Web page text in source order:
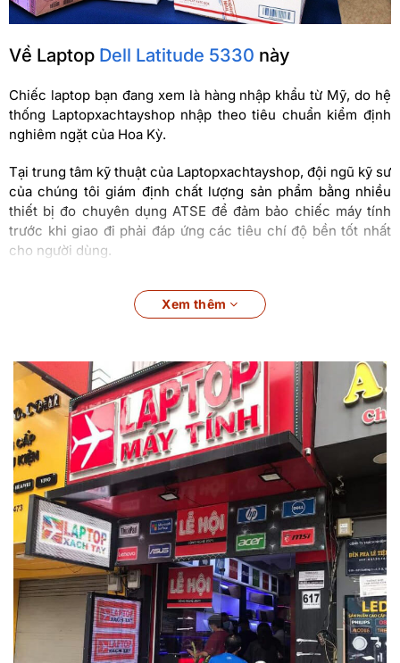
Về Laptop Dell Latitude 5330 này
Chiếc laptop bạn đang xem là hàng nhập khẩu từ Mỹ, do hệ
thống Laptopxachtayshop nhập theo tiêu chuẩn kiểm định
nghiêm ngặt của Hoa Kỳ.
Tại trung tâm kỹ thuật của Laptopxachtayshop, đội ngũ kỹ sư
của chúng tôi giám định chất lượng sản phẩm bằng nhiều
thiết bị đo chuyên dụng ATSE để đảm bảo chiếc máy tính
trước khi giao đi phải đáp ứng các tiêu chí độ bền tốt nhất
cho người dùng.
Dell Latitude 5330
Laptopxachtayshop
ExpressConnect
Sử dụng 2 mạng cùng lúc với kết nối đa mạng đồng thời đầu
tiên trên thế giới để tải xuống dữ liệu và video nhanh hơn.
Truyền dữ liệu nhiều hơn tới 20% từ mạng được tối ưu hóa,
xử lý dữ liệu ứng dụng nhanh hơn 30% và chất lượng video
tốt hơn 8 lần từ băng thông internet được tối ưu hóa.
Kết nối 4G & Wi-Fi 6E
Wi-Fi 6E cho phép thêm 7 kênh với băng thông gấp bốn lần,
cung cấp Wi-Fi nhanh hơn, mượt mà hơn, đặc biệt là ở
những khu vực mật độ cao trong khi các tùy chọn 4G LTE
giúp bạn kết nối mọi lúc mọi nơi.
Sạc nhanh hơn
Thời lượng pin dài với ExpressCharge cung cấp khả năng
sạc tới 80% trong vòng 60 phút.
Xem thêm